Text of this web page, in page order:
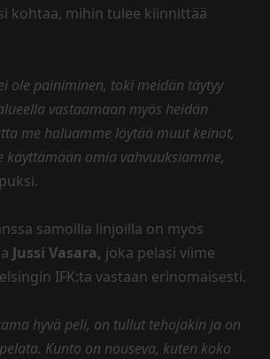
kohtaa, mihin tulee kiinnittää
ole painiminen, toki meidän täytyy
vastaamaan myös heidän
me haluamme löytää muut keinot,
käyttämään omia vahvuuksiamme,
samoilla linjoilla on myös
Jussi Vasara, joka pelasi viime
IFK:ta vastaan erinomaisesti.
hyvä peli, on tullut tehojakin ja on
Kunto on nouseva, kuten koko